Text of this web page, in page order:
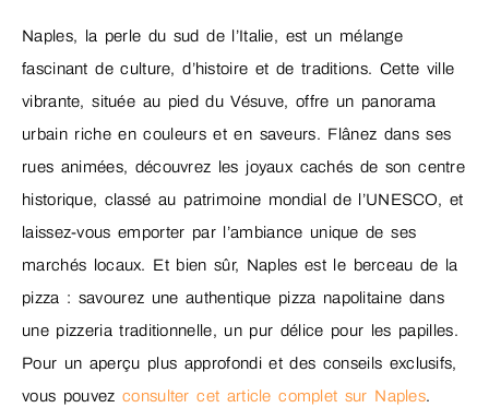
Naples, la perle du sud de l’Italie, est un mélange
fascinant de culture, d’histoire et de traditions. Cette ville
vibrante, située au pied du Vésuve, offre un panorama
urbain riche en couleurs et en saveurs. Flânez dans ses
rues animées, découvrez les joyaux cachés de son centre
historique, classé au patrimoine mondial de l’UNESCO, et
laissez-vous emporter par l’ambiance unique de ses
marchés locaux. Et bien sûr, Naples est le berceau de la
pizza : savourez une authentique pizza napolitaine dans
une pizzeria traditionnelle, un pur délice pour les papilles.
Pour un aperçu plus approfondi et des conseils exclusifs,
vous pouvezconsulter cet article complet sur Naples.